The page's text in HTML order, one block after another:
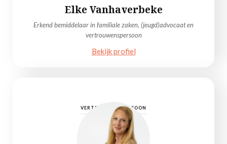
Elke Vanhaverbeke
Erkend bemiddelaar in familiale zaken, (jeugd)advocaat en
vertrouwenspersoon
Bekijk profiel
VERTROUWENSPERSOON